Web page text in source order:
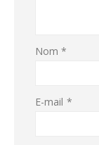
Nom*
E-mail *